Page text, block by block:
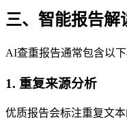
三、智能报告解
AI查重报告通常包含以
1. 重复来源分析
优质报告会标注重复文本